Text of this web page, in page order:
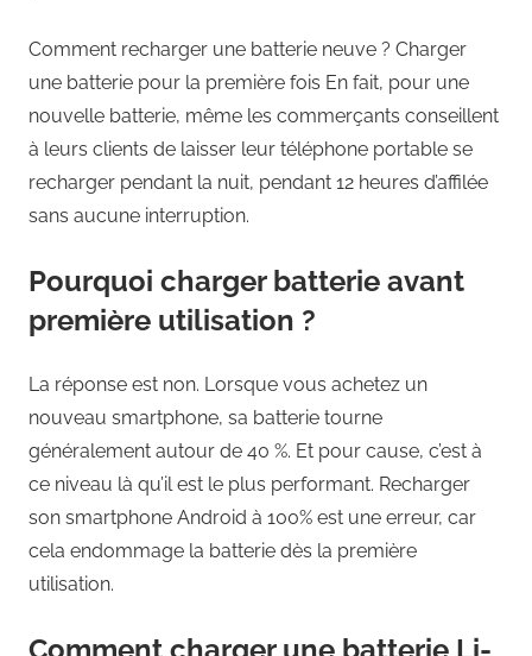
Comment recharger une batterie neuve ? Charger
une batterie pour la première fois En fait, pour une
nouvelle batterie, même les commerçants conseillent
à leurs clients de laisser leur téléphone portable se
recharger pendant la nuit, pendant 12 heures d’affilée
sans aucune interruption.
Pourquoi charger batterie avant
première utilisation ?
La réponse est non. Lorsque vous achetez un
nouveau smartphone, sa batterie tourne
généralement autour de 40 %. Et pour cause, c’est à
ce niveau là qu’il est le plus performant. Recharger
son smartphone Android à 100% est une erreur, car
cela endommage la batterie dès la première
utilisation.